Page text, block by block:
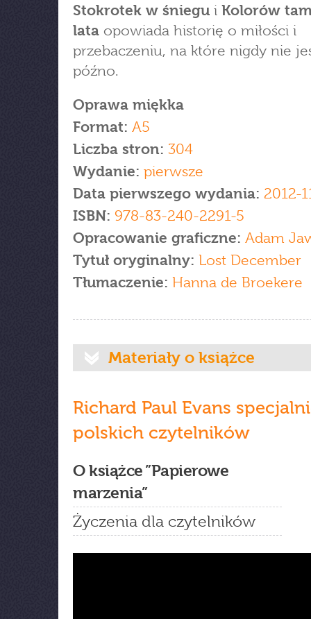
Stokrotek w śniegu i Kolorów
lata opowiada historię o miłości i
przebaczeniu, na które nigdy nie
późno.
Oprawa miękka
Format: A5
Liczba stron: 304
Wydanie: pierwsze
Data pierwszego wydania: 2012-
ISBN: 978-83-240-2291-5
Opracowanie graficzne: Adam
Tytuł oryginalny: Lost December
Tłumaczenie: Hanna de Broekere
Materiały o książce
Richard Paul Evans
polskich czytelników
O książce ”Papierowe
marzenia”
Życzenia dla czytelników